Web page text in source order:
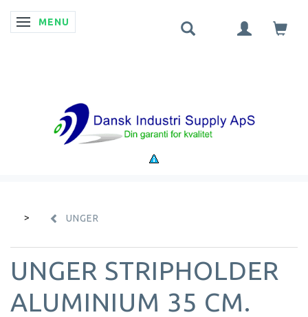
SKIFTE NAVIGATION
MENU
UNGER
UNGER STRIPHOLDER
ALUMINIUM 35 CM.